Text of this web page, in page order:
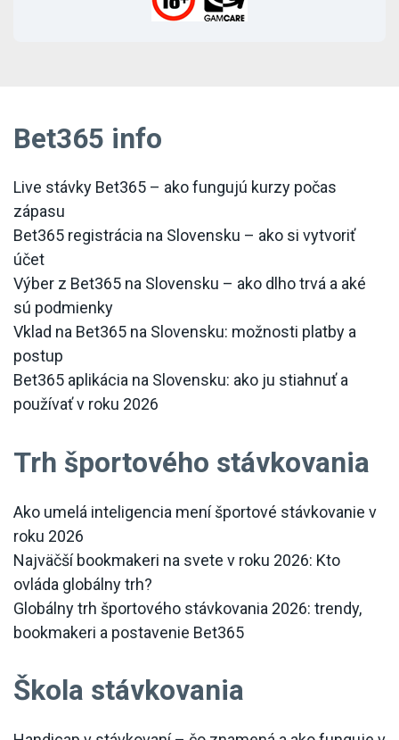
Bet365 info
Live stávky Bet365 – ako fungujú kurzy počas
zápasu
Bet365 registrácia na Slovensku – ako si vytvoriť
účet
Výber z Bet365 na Slovensku – ako dlho trvá a aké
sú podmienky
Vklad na Bet365 na Slovensku: možnosti platby a
postup
Bet365 aplikácia na Slovensku: ako ju stiahnuť a
používať v roku 2026
Trh športového stávkovania
Ako umelá inteligencia mení športové stávkovanie v
roku 2026
Najväčší bookmakeri na svete v roku 2026: Kto
ovláda globálny trh?
Globálny trh športového stávkovania 2026: trendy,
bookmakeri a postavenie Bet365
Škola stávkovania